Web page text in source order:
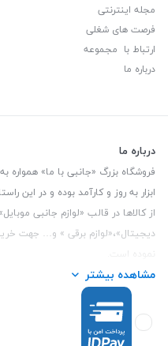
مجله اینترنتی
فرصت های شغلی
ارتباط با مجموعه
درباره ما
درباره ما
فروشگاه بزرگ «جانبی با ما» همواره
ابزار به روز و کارآمد بوده و در این
از کالاها در قالب «لوازم جانبی
دیجیتال»،«لوازم برقی » و… جهت
این فروشگاه تمام تلاش خود را نموده
عرضه نماید.
تلفن تماس :3847 088 0912
مشاهده بیشتر